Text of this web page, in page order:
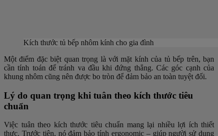
Kích thước tủ bếp nhôm kính cho gia đình
Một điểm đặc biệt quan trọng là với mặt kính của tủ bếp trên, bạn
cần tính toán để tránh va đầu khi đứng thẳng. Các góc cạnh của
khung nhôm cũng nên được bo tròn để đảm bảo an toàn tuyệt đối.
Lý do quan trọng khi tuân theo kích thước tiêu
chuẩn
Việc tuân theo kích thước tiêu chuẩn mang lại nhiều lợi ích thiết
thực. Trước tiên, nó đảm bảo tính ergonomic – giúp người sử dụng